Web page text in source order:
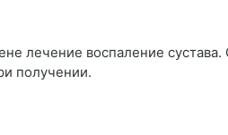
лечение воспаление
получении.